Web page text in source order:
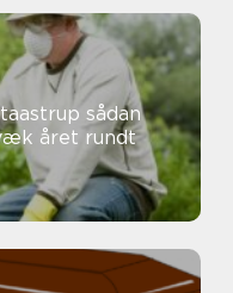
sådan
året rundt